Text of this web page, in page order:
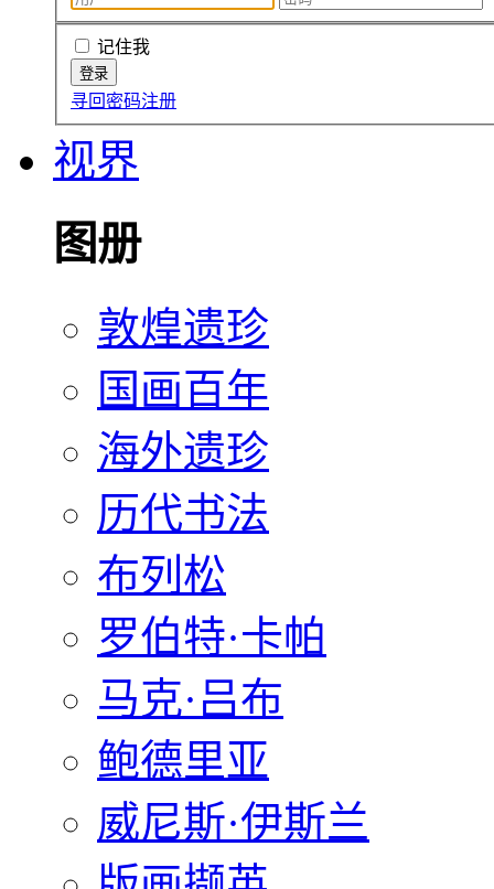
记住我
寻回密码注册
视界
图册
敦煌遗珍
国画百年
海外遗珍
历代书法
布列松
罗伯特·卡帕
马克·吕布
鲍德里亚
威尼斯·伊斯兰